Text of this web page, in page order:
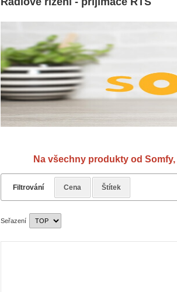
Návody
Na všechny produkty od
Filtrování Cena Štítek
Seřazení